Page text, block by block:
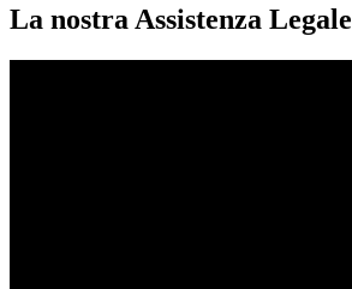
La nostra Assistenza Legale